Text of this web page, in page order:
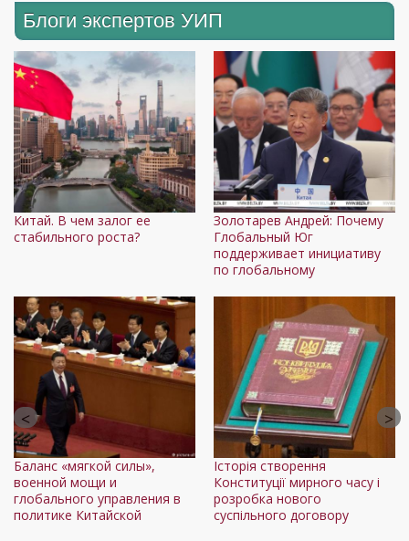
Блоги экспертов УИП
Китай. В чем залог ее
стабильного роста?
Золотарев Андрей: Почему
Глобальный Юг
поддерживает инициативу
по глобальному
Баланс «мягкой силы»,
военной мощи и
глобального управления в
политике Китайской
Історія створення
Конституції мирного часу і
розробка нового
суспільного договору